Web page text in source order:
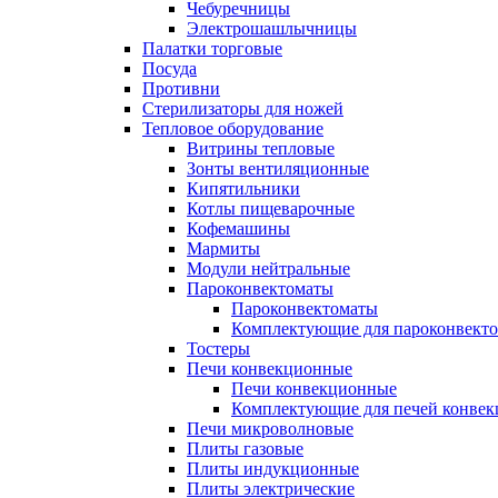
Чебуречницы
Электрошашлычницы
Палатки торговые
Посуда
Противни
Стерилизаторы для ножей
Тепловое оборудование
Витрины тепловые
Зонты вентиляционные
Кипятильники
Котлы пищеварочные
Кофемашины
Мармиты
Модули нейтральные
Пароконвектоматы
Пароконвектоматы
Комплектующие для
Тостеры
Печи конвекционные
Печи конвекционные
Комплектующие для печей
Печи микроволновые
Плиты газовые
Плиты индукционные
Плиты электрические